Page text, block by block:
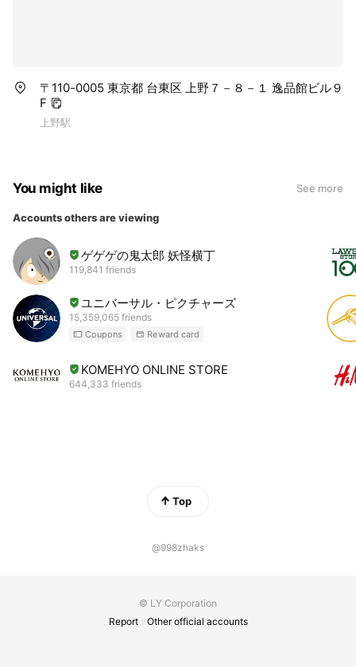
〒110-0005 東京都 台東区 上野７－８－１ 逸品館ビル９
F
上野駅
You might like See more
Accounts others are viewing
ゲゲゲの鬼太郎 妖怪横丁
119,841 friends
ユニバーサル・ピクチャーズ
15,359,065 friends
Coupons Reward card
KOMEHYO ONLINE STORE
644,333 friends
Top
@998zhaks
© LY Corporation
Report
Other official accounts